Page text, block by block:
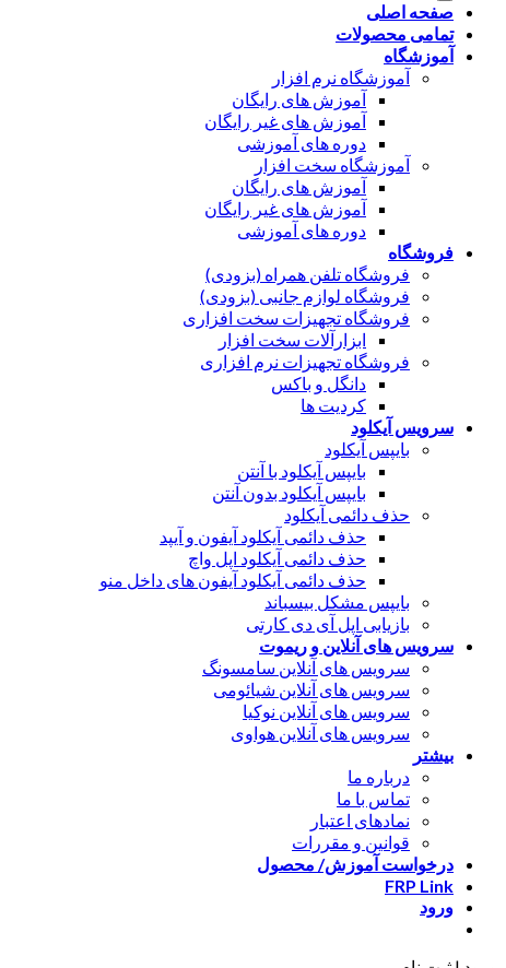
صفحه اصلی
تمامی محصولات
آموزشگاه
آموزشگاه نرم افزار
آموزش های رایگان
آموزش های غیر رایگان
دوره های آموزشی
آموزشگاه سخت افزار
آموزش های رایگان
آموزش های غیر رایگان
دوره های آموزشی
فروشگاه
فروشگاه تلفن همراه (بزودی)
فروشگاه لوازم جانبی (بزودی)
فروشگاه تجهیزات سخت افزاری
ابزارآلات سخت افزار
فروشگاه تجهیزات نرم افزاری
دانگل و باکس
کردیت ها
سرویس آیکلود
بایپس آیکلود
بایپس آیکلود با آنتن
بایپس آیکلود بدون آنتن
حذف دائمی آیکلود
حذف دائمی آیکلود آیفون و آیپد
حذف دائمی آیکلود اپل واچ
حذف دائمی آیکلود آیفون های داخل منو
بایپس مشکل بیسباند
بازیابی اپل آی دی کارتی
سرویس های آنلاین و ریموت
سرویس های آنلاین سامسونگ
سرویس های آنلاین شیائومی
سرویس های آنلاین نوکیا
سرویس های آنلاین هواوی
بیشتر
درباره ما
تماس با ما
نمادهای اعتبار
قوانین و مقررات
درخواست آموزش/ محصول
FRP Link
ورود